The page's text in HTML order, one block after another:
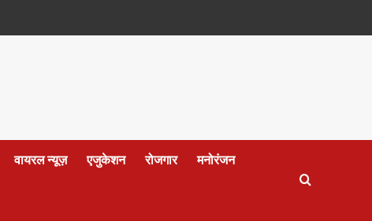
वायरल न्यूज़ एजुकेशन रोजगार मनोरंजन